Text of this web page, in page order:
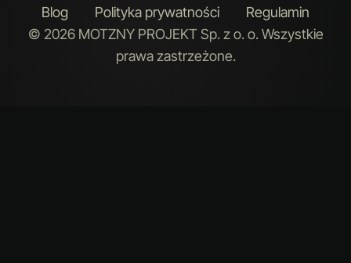
Blog Polityka prywatności
Regulamin
© 2026 MOTZNY PROJEKT Sp. z o. o. Wszystkie
prawa zastrzeżone.